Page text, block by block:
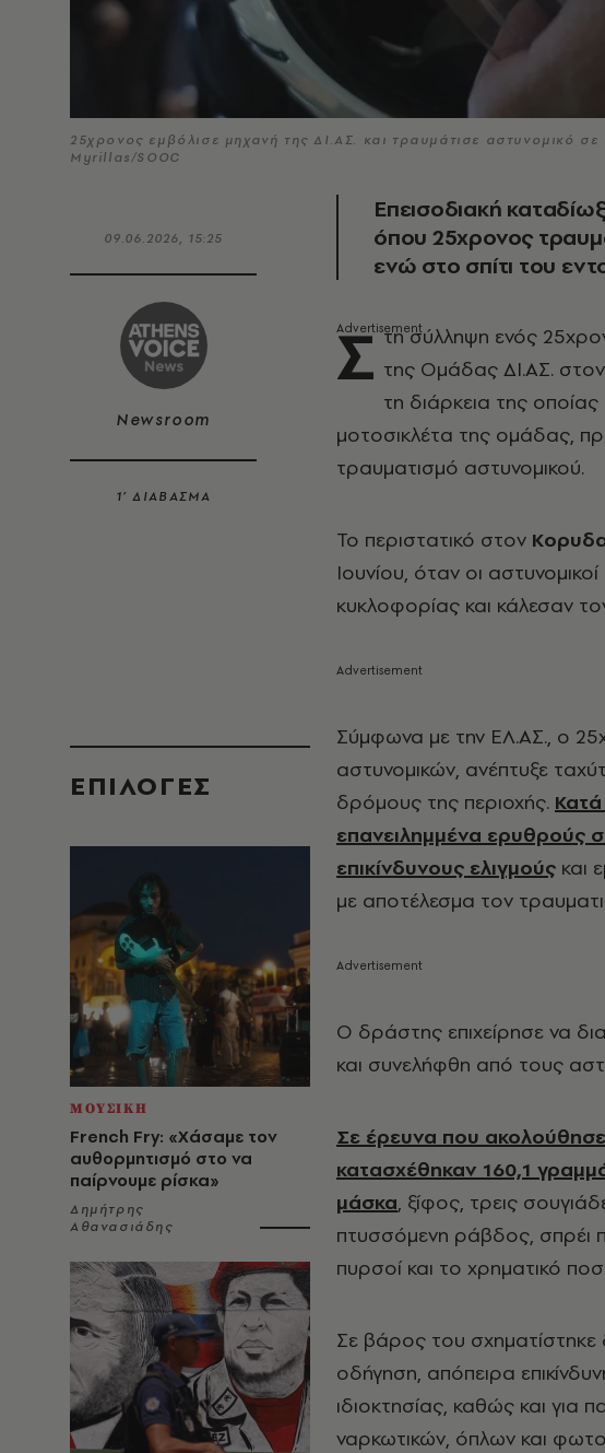
25χρονος εμβόλισε μηχανή της ΔΙ.ΑΣ. και τραυμάτισε αστυνομικό
Myrillas/SOOC
09.06.2026, 15:25
Newsroom
1’ ΔΙΑΒΑΣΜΑ
EΠΙΛΟΓΈΣ
ΜΟΥΣΙΚΗ
French Fry: «Χάσαμε τον
αυθορμητισμό στο να
παίρνουμε ρίσκα»
Δημήτρης
Αθανασιάδης
Επεισοδιακή
όπου 25χρονος
ενώ στο σπίτι του
Σ τη σύλληψη ενός
της Ομάδας ΔΙ.ΑΣ. στον
τη διάρκεια της
μοτοσικλέτα της ομάδας,
τραυματισμό αστυνομικού.
Το περιστατικό στον
Ιουνίου, όταν οι
κυκλοφορίας και κάλεσαν
Σύμφωνα με την ΕΛ.ΑΣ., ο
αστυνομικών, ανέπτυξε
δρόμους της περιοχής.
επανειλημμένα ερυθρούς
επικίνδυνους ελιγμούς και
με αποτέλεσμα τον
Ο δράστης επιχείρησε να
και συνελήφθη από τους
Σε έρευνα που
κατασχέθηκαν 160,1
μάσκα, ξίφος, τρεις
πτυσσόμενη ράβδος, σπρέι
πυρσοί και το χρηματικό
Σε βάρος του σχηματίστηκε
οδήγηση, απόπειρα
ιδιοκτησίας, καθώς και για
ναρκωτικών, όπλων και